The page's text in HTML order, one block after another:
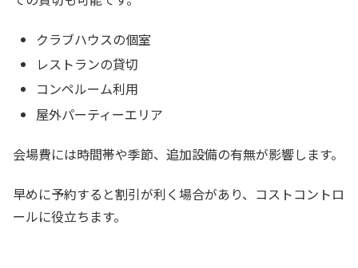
クラブハウスの個室
レストランの貸切
コンペルーム利用
屋外パーティーエリア
会場費には時間帯や季節、追加設備の有無が影響します。
早めに予約すると割引が利く場合があり、コストコントロ
ールに役立ちます。